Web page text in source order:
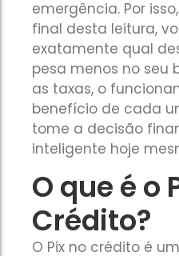
parcelas. O
você já tem no fundo.
É uma das modalidades
pessoas com score baixo
parcelas. O
você já tem no fundo.
É uma das modalidades
pessoas com score baixo
emergência. Por
final desta leitura,
exatamente qual
pesa menos no seu
as taxas, o
benefício de cada
tome a decisão
inteligente hoje
O que é o
Crédito?
O Pix no crédito é